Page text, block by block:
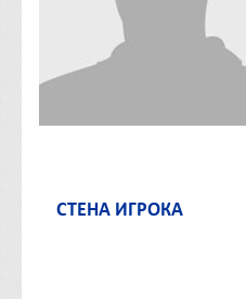
СТЕНА ИГРОКА